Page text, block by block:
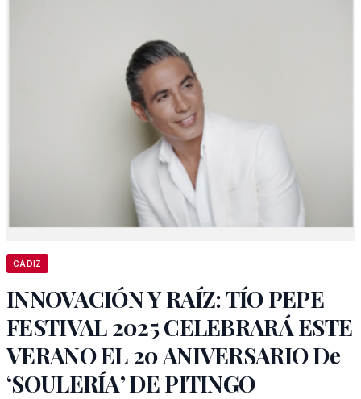
CÁDIZ
INNOVACIÓN Y RAÍZ: TÍO PEPE
FESTIVAL 2025 CELEBRARÁ ESTE
VERANO EL 20 ANIVERSARIO De
‘SOULERÍA’ DE PITINGO